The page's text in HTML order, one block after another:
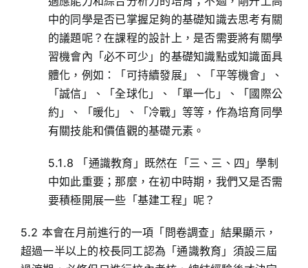
中的同學是否已掌握足夠的基礎知識去思考有關
的議題呢？在課程的設計上，是否需要將有關學
習機會內「必不可少」的基礎知識點或知識面具
體化，例如：「可持續發展」、「平等機會」、
「誠信」、「全球化」、「單一化」、「國際公
約」、「暖化」、「冷戰」等等，作為培育同學
有關技能和價值觀的基礎元素。
5.1.8 「通識教育」既然在「三、三、四」學制
中如此重要；那麼，在初中時期，我們又是否需
要積極開展一些「基建工程」呢？
5.2 本會在月前進行的一項「問卷調查」結果顯示，
超過一半以上的校長同工認為「通識教育」須設三屆